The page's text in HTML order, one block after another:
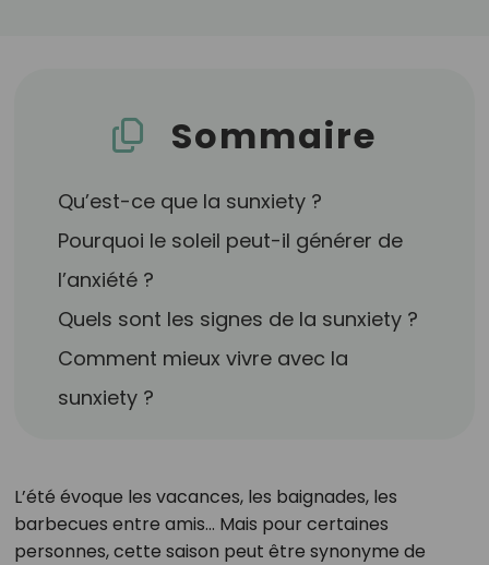
Sommaire
Qu’est-ce que la sunxiety ?
Pourquoi le soleil peut-il générer de
l’anxiété ?
Quels sont les signes de la sunxiety ?
Comment mieux vivre avec la
sunxiety ?
L’été évoque les vacances, les baignades, les
barbecues entre amis... Mais pour certaines
personnes, cette saison peut être synonyme de